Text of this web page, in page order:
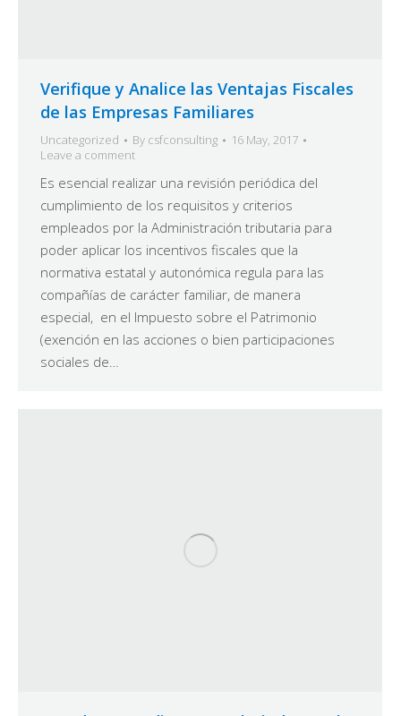
Verifique y Analice las Ventajas Fiscales
de las Empresas Familiares
Uncategorized By csfconsulting
16 May, 2017
Leave a comment
Es esencial realizar una revisión periódica del
cumplimiento de los requisitos y criterios
empleados por la Administración tributaria para
poder aplicar los incentivos fiscales que la
normativa estatal y autonómica regula para las
compañías de carácter familiar, de manera
especial, en el Impuesto sobre el Patrimonio
(exención en las acciones o bien participaciones
sociales de…